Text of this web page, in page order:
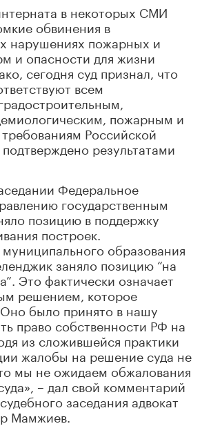
в некоторых СМИ
обвинения в
нарушениях пожарных и
и опасности для жизни
сегодня суд признал, что
всем
пожарным и
Российской
результатами
Федеральное
государственным
позицию в поддержку
построек.
образования
заняло позицию “на
Это фактически означает
решением, которое
было принято в нашу
право собственности РФ на
из сложившейся практики
жалобы на решение суда не
мы не ожидаем обжалования
– дал свой комментарий
заседания адвокат
Мамжиев.